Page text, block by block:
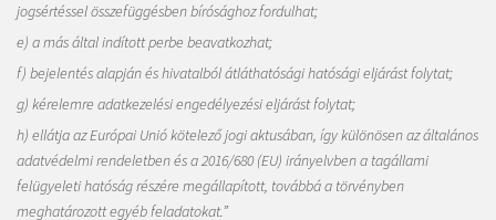
jogsértéssel összefüggésben bírósághoz fordulhat;
e) a más által indított perbe beavatkozhat;
f) bejelentés alapján és hivatalból átláthatósági hatósági eljárást folytat;
g) kérelemre adatkezelési engedélyezési eljárást folytat;
h) ellátja az Európai Unió kötelező jogi aktusában, így különösen az általános
adatvédelmi rendeletben és a 2016/680 (EU) irányelvben a tagállami
felügyeleti hatóság részére megállapított, továbbá a törvényben
meghatározott egyéb feladatokat.”